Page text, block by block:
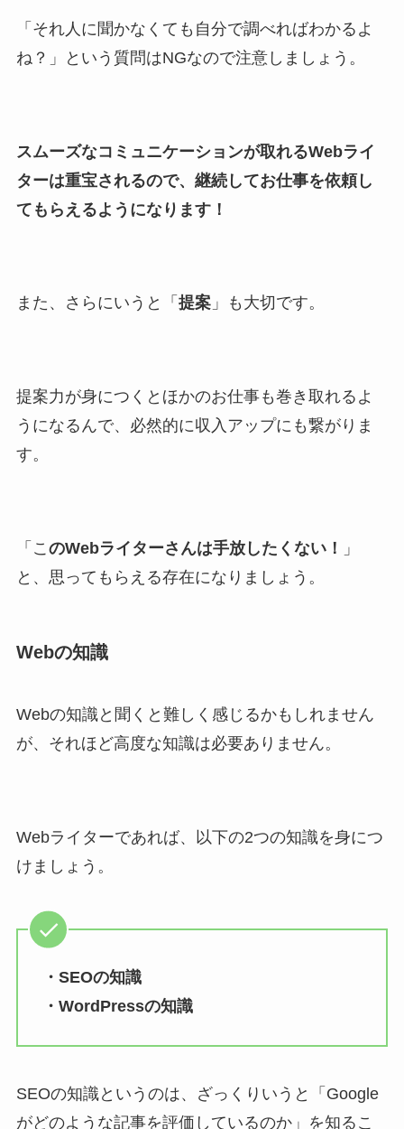
「それ人に聞かなくても自分で調べればわかるよ
ね？」という質問はNGなので注意しましょう。
スムーズなコミュニケーションが取れるWebライ
ターは重宝されるので、継続してお仕事を依頼し
てもらえるようになります！
また、さらにいうと「 提案」も大切です。
提案力が身につくとほかのお仕事も巻き取れるよ
うになるんで、必然的に収入アップにも繋がりま
す。
「こ のWebライターさんは手放したくない！
」
と、思ってもらえる存在になりましょう。
Webの知識
Webの知識と聞くと難しく感じるかもしれません
が、それほど高度な知識は必要ありません。
Webライターであれば、以下の2つの知識を身につ
けましょう。
・SEOの知識
・WordPressの知識
SEOの知識というのは、ざっくりいうと「Google
がどのような記事を評価しているのか」を知るこ